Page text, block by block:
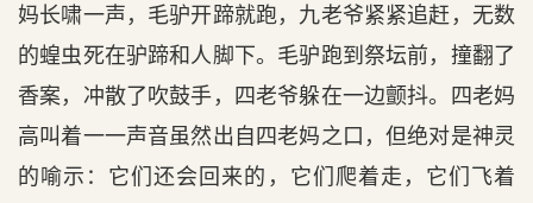
妈长啸一声，毛驴开蹄就跑，九老爷紧紧追赶，无数
的蝗虫死在驴蹄和人脚下。毛驴跑到祭坛前，撞翻了
香案，冲散了吹鼓手，四老爷躲在一边颤抖。四老妈
高叫着一一声音虽然出自四老妈之口，但绝对是神灵
的喻示：它们还会回来的，它们爬着走，它们飞着